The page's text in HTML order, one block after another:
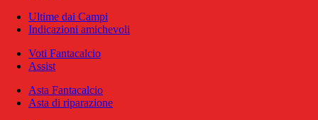
Ultime dai Campi
Indicazioni amichevoli
Voti Fantacalcio
Assist
Asta Fantacalcio
Asta di riparazione